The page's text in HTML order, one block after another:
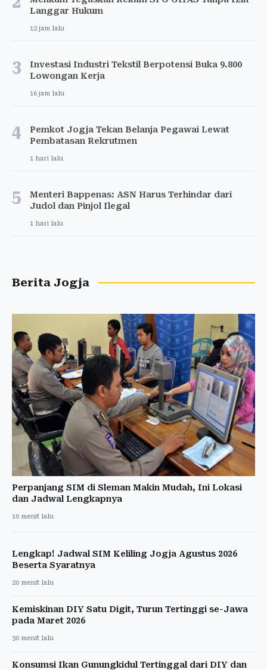
Langgar Hukum
12 jam lalu
3
Investasi Industri Tekstil Berpotensi Buka 9.800
Lowongan Kerja
16 jam lalu
4
Pemkot Jogja Tekan Belanja Pegawai Lewat
Pembatasan Rekrutmen
1 hari lalu
5
Menteri Bappenas: ASN Harus Terhindar dari
Judol dan Pinjol Ilegal
1 hari lalu
Berita Jogja
Perpanjang SIM di Sleman Makin Mudah, Ini Lokasi
dan Jadwal Lengkapnya
10 menit lalu
Lengkap! Jadwal SIM Keliling Jogja Agustus 2026
Beserta Syaratnya
20 menit lalu
Kemiskinan DIY Satu Digit, Turun Tertinggi se-Jawa
pada Maret 2026
30 menit lalu
Konsumsi Ikan Gunungkidul Tertinggal dari DIY dan